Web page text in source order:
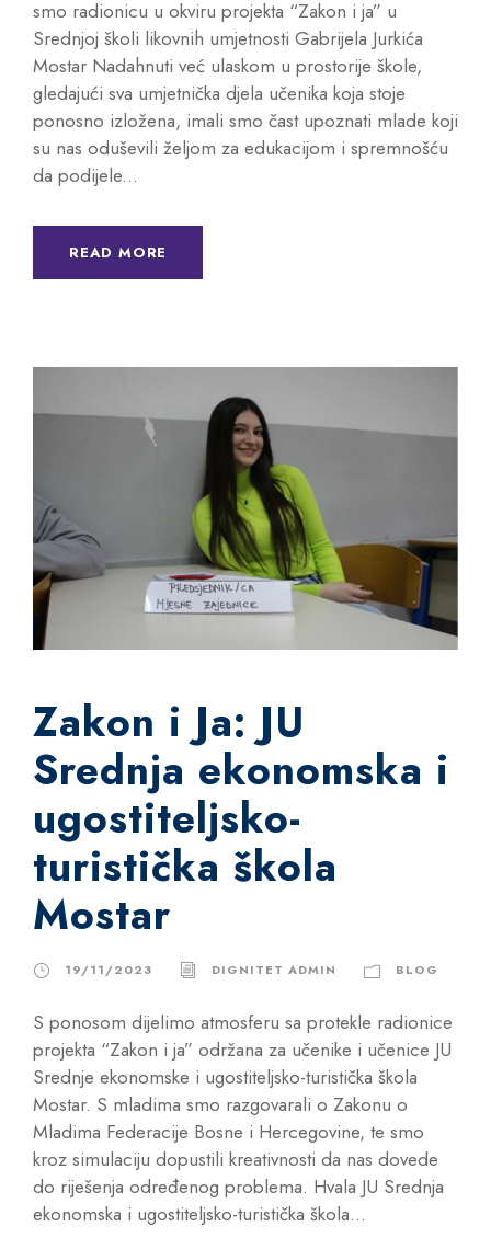
smo radionicu u okviru projekta “Zakon i ja” u
Srednjoj školi likovnih umjetnosti Gabrijela Jurkića
Mostar Nadahnuti već ulaskom u prostorije škole,
gledajući sva umjetnička djela učenika koja stoje
ponosno izložena, imali smo čast upoznati mlade koji
su nas oduševili željom za edukacijom i spremnošću
da podijele...
READ MORE
Zakon i Ja: JU
Srednja ekonomska i
ugostiteljsko-
turistička škola
Mostar
19/11/2023 DIGNITET ADMIN BLOG
S ponosom dijelimo atmosferu sa protekle radionice
projekta “Zakon i ja” održana za učenike i učenice JU
Srednje ekonomske i ugostiteljsko-turistička škola
Mostar. S mladima smo razgovarali o Zakonu o
Mladima Federacije Bosne i Hercegovine, te smo
kroz simulaciju dopustili kreativnosti da nas dovede
do riješenja određenog problema. Hvala JU Srednja
ekonomska i ugostiteljsko-turistička škola...